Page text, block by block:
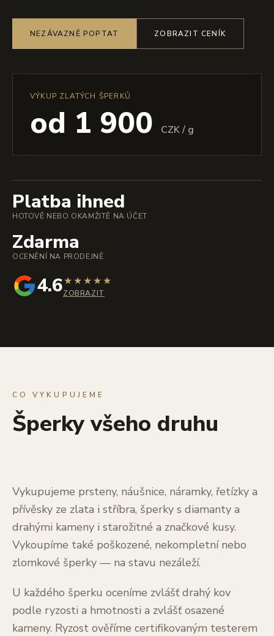
NEZÁVAZNĚ POPTAT ZOBRAZIT CENÍK
VÝKUP ZLATÝCH ŠPERKŮ
od 1 900 CZK / g
Platba ihned
HOTOVĚ NEBO OKAMŽITĚ NA ÚČET
Zdarma
OCENĚNÍ NA PRODEJNĚ
4.6★★★★★
ZOBRAZIT
CO VYKUPUJEME
Šperky všeho druhu
Vykupujeme prsteny, náušnice, náramky, řetízky a
přívěsky ze zlata i stříbra, šperky s diamanty a
drahými kameny i starožitné a značkové kusy.
Vykoupíme také poškozené, nekompletní nebo
zlomkové šperky — na stavu nezáleží.
U každého šperku oceníme zvlášť drahý kov
podle ryzosti a hmotnosti a zvlášť osazené
kameny. Ryzost ověříme certifikovaným testerem